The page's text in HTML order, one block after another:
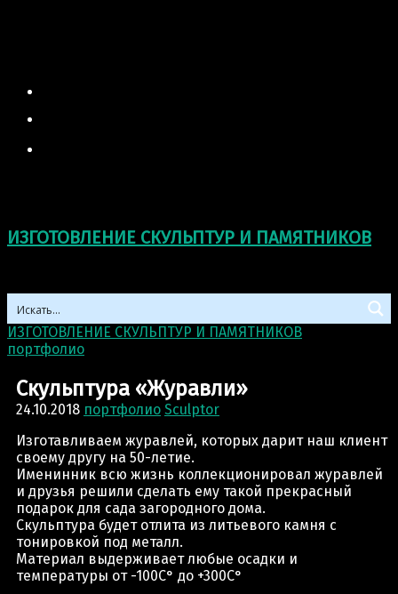
ИЗГОТОВЛЕНИЕ СКУЛЬПТУР И ПАМЯТНИКОВ
ИЗГОТОВЛЕНИЕ СКУЛЬПТУР И ПАМЯТНИКОВ
портфолио
Скульптура «Журавли»
24.10.2018 портфолио Sculptor
Изготавливаем журавлей, которых дарит наш клиент
своему другу на 50-летие.
Именинник всю жизнь коллекционировал журавлей
и друзья решили сделать ему такой прекрасный
подарок для сада загородного дома.
Скульптура будет отлита из литьевого камня с
тонировкой под металл.
Материал выдерживает любые осадки и
температуры от -100С° до +300С°